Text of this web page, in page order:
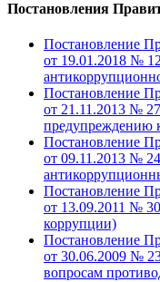
Постановления
Постановление
от 19.01.2018 №
Постановление
от 21.11.2013 №
предупреждению
Постановление
от 09.11.2013 №
Постановление
от 13.09.2011 №
коррупции)
Постановление
от 30.06.2009 №
вопросам